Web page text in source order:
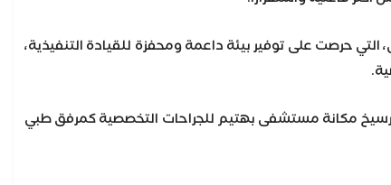
حرصت على توفير بيئة داعمة ومحفزة للقيادة التنفيذية،
مكانة مستشفى بهتيم للجراحات التخصصية كمرفق طبي